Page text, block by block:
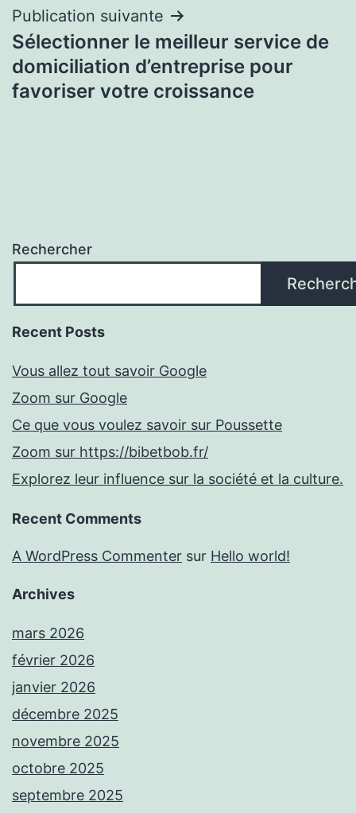
Publication suivante
Sélectionner le meilleur service de
domiciliation d’entreprise pour
favoriser votre croissance
Rechercher
Recent Posts
Vous allez tout savoir Google
Zoom sur Google
Ce que vous voulez savoir sur Poussette
Zoom sur https://bibetbob.fr/
Explorez leur influence sur la société et la culture.
Recent Comments
A WordPress Commenter sur Hello world!
Archives
mars 2026
février 2026
janvier 2026
décembre 2025
novembre 2025
octobre 2025
septembre 2025